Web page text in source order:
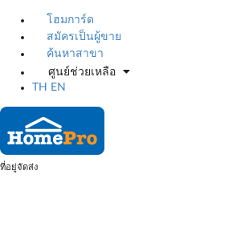
โฮมการ์ด
สมัครเป็นผู้ขาย
ค้นหาสาขา
ศูนย์ช่วยเหลือ
TH
EN
ที่อยู่จัดส่ง